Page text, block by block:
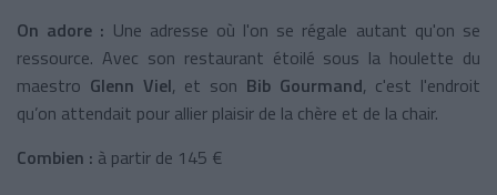
On adore : Une adresse où l'on se régale autant qu'on se
ressource. Avec son restaurant étoilé sous la houlette du
maestro Glenn Viel, et son Bib Gourmand, c'est l'endroit
qu’on attendait pour allier plaisir de la chère et de la chair.
Combien : à partir de 145 €